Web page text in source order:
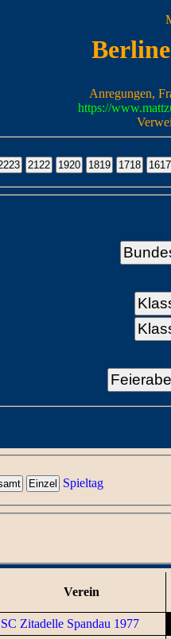
Anregungen,
https://
Spieltag
Verein
SC Zitadelle Spandau 1977